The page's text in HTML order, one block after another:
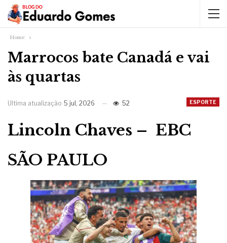
Home
Marrocos bate Canadá e vai
às quartas
ESPORTE
Ultima atualização 5 jul, 2026 52
Lincoln Chaves – EBC
SÃO PAULO